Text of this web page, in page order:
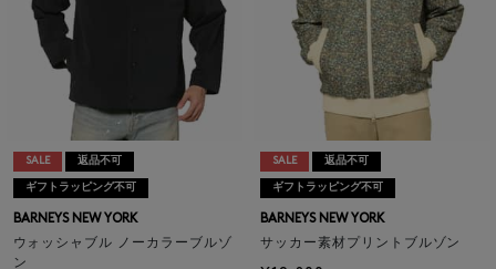
SALE 返品不可
ギフトラッピング不可
BARNEYS NEW YORK
ウォッシャブル ノーカラーブルゾ
ン
SALE 返品不可
ギフトラッピング不可
BARNEYS NEW YORK
サッカー素材プリントブルゾン